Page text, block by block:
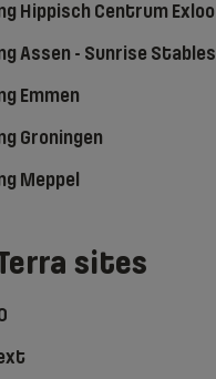
Hippisch Centrum Exloo
Assen - Sunrise Stables
Emmen
Groningen
Meppel
sites